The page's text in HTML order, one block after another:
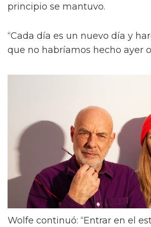
principio se mantuvo.
“Cada día es un nuevo día y
que no habríamos hecho ayer
Wolfe continuó: “Entrar en el